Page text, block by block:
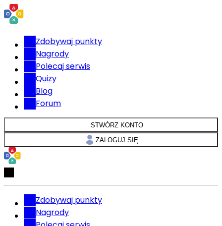
Zdobywaj punkty
Nagrody
Polecaj serwis
Quizy
Blog
Forum
STWÓRZ KONTO
ZALOGUJ SIĘ
Zdobywaj punkty
Nagrody